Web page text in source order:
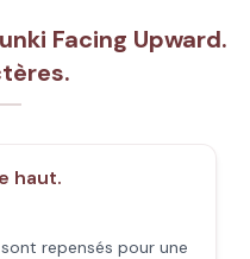
Facing Upward.
haut.
repensés pour une